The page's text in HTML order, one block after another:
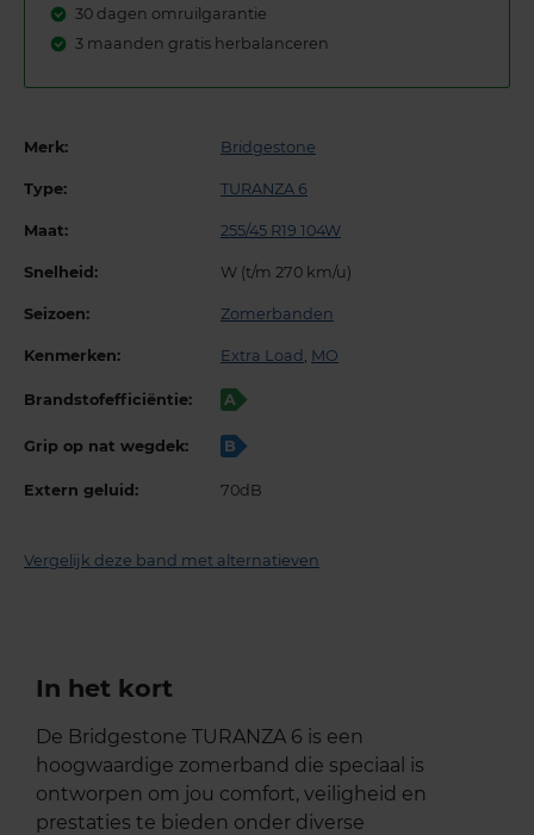
30 dagen omruilgarantie
3 maanden gratis herbalanceren
Merk: Bridgestone
Type: TURANZA 6
Maat: 255/45 R19 104W
Snelheid: W (t/m 270 km/u)
Seizoen: Zomerbanden
Kenmerken: Extra Load MO
Brandstofefficiëntie: A
Grip op nat wegdek: B
Extern geluid: 70dB
Vergelijk deze band met alternatieven
In het kort
De Bridgestone TURANZA 6 is een
hoogwaardige zomerband die speciaal is
ontworpen om jou comfort, veiligheid en
prestaties te bieden onder diverse